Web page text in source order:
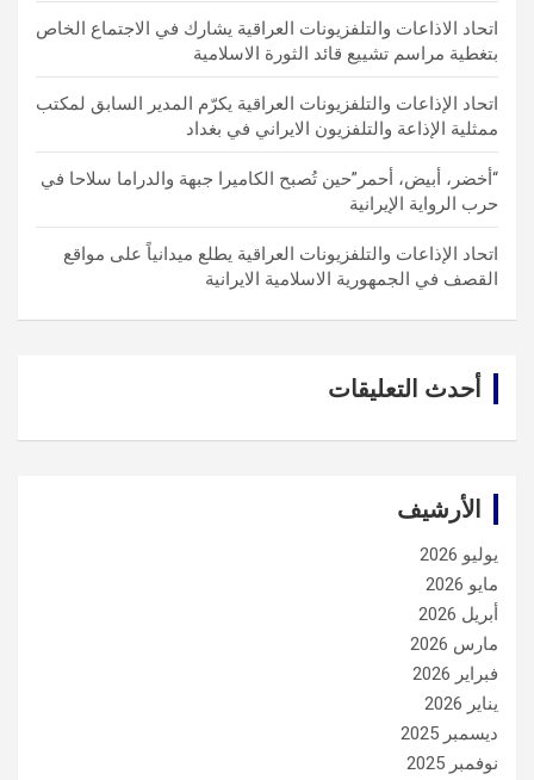
اتحاد الاذاعات والتلفزيونات العراقية يشارك في الاجتماع الخاص
بتغطية مراسم تشييع قائد الثورة الاسلامية
اتحاد الإذاعات والتلفزيونات العراقية يكرّم المدير السابق لمكتب
ممثلية الإذاعة والتلفزيون الايراني في بغداد
“أخضر، أبيض، أحمر”حين تُصبح الكاميرا جبهة والدراما سلاحا في
حرب الرواية الإيرانية
اتحاد الإذاعات والتلفزيونات العراقية يطلع ميدانياً على مواقع
القصف في الجمهورية الاسلامية الايرانية
أحدث التعليقات
الأرشيف
يوليو 2026
مايو 2026
أبريل 2026
مارس 2026
فبراير 2026
يناير 2026
ديسمبر 2025
نوفمبر 2025